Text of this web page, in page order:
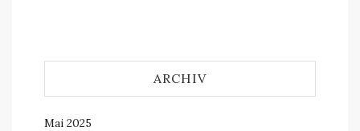
ARCHIV
Mai 2025